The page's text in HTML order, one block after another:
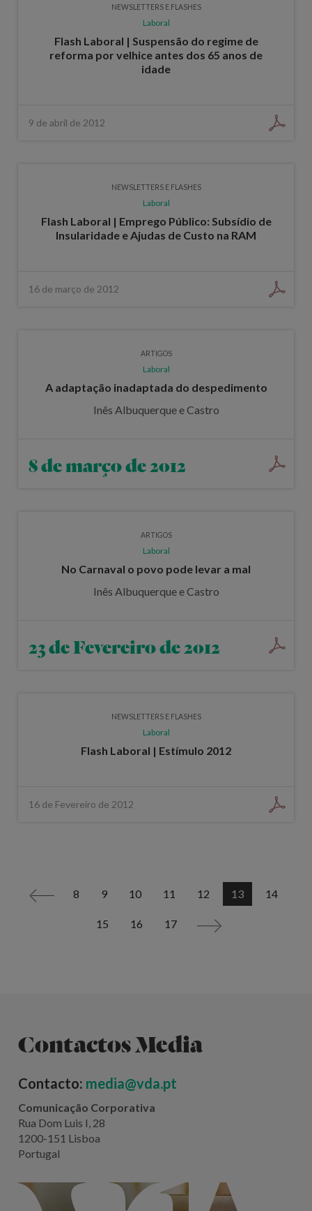
NEWSLETTERS E FLASHES
Laboral
Flash Laboral | Suspensão do regime de
reforma por velhice antes dos 65 anos de
idade
9 de abril de 2012
NEWSLETTERS E FLASHES
Laboral
Flash Laboral | Emprego Público: Subsídio de
Insularidade e Ajudas de Custo na RAM
16 de março de 2012
ARTIGOS
Laboral
A adaptação inadaptada do despedimento
Inês Albuquerque e Castro
8 de março de 2012
ARTIGOS
Laboral
No Carnaval o povo pode levar a mal
Inês Albuquerque e Castro
23 de Fevereiro de 2012
NEWSLETTERS E FLASHES
Laboral
Flash Laboral | Estímulo 2012
16 de Fevereiro de 2012
< 8 9 10 11 12 13 14
15 16 17 >
Contactos Media
Contacto: media@vda.pt
Comunicação Corporativa
Rua Dom Luis I, 28
1200-151 Lisboa
Portugal